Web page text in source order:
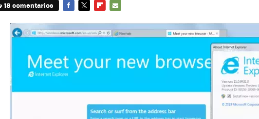
18 comentarios
MAIL